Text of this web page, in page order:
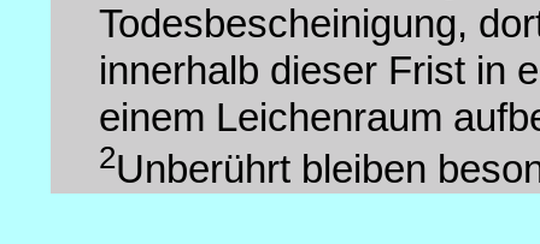
Todesbescheinigung,
innerhalb dieser Frist in
einem Leichenraum
2Unberührt bleiben